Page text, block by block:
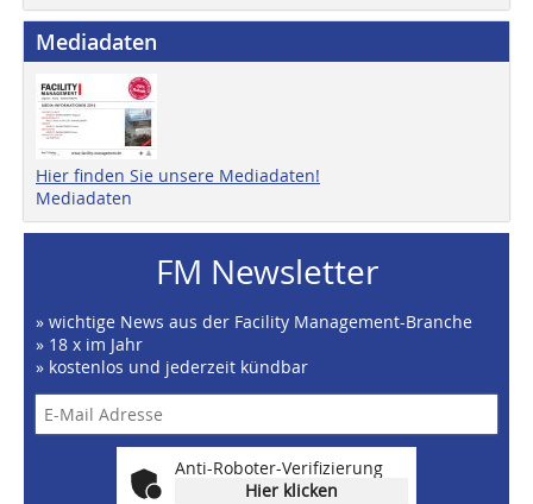
Mediadaten
Hier finden Sie unsere Mediadaten!
Mediadaten
FM Newsletter
» wichtige News aus der Facility Management-Branche
» 18 x im Jahr
» kostenlos und jederzeit kündbar
Anti-Roboter-Verifizierung
Hier klicken